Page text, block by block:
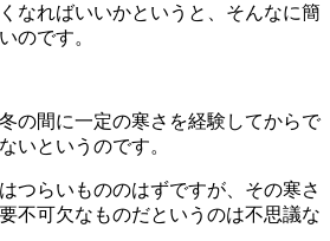
なればいいかというと、そんなに簡
のです。
の間に一定の寒さを経験してからで
いというのです。
つらいもののはずですが、その寒さ
不可欠なものだというのは不思議な